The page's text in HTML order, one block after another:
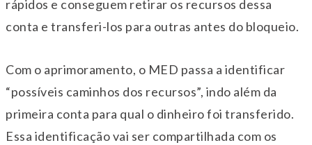
rápidos e conseguem retirar os recursos dessa
conta e transferi-los para outras antes do bloqueio.
Com o aprimoramento, o MED passa a identificar
“possíveis caminhos dos recursos”, indo além da
primeira conta para qual o dinheiro foi transferido.​
Essa identificação vai ser compartilhada com os